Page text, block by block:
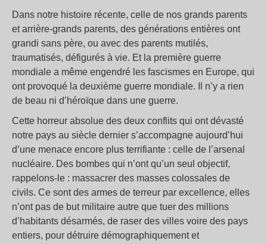
Dans notre histoire récente, celle de nos grands parents
et arrière-grands parents, des générations entières ont
grandi sans père, ou avec des parents mutilés,
traumatisés, défigurés à vie. Et la première guerre
mondiale a même engendré les fascismes en Europe, qui
ont provoqué la deuxième guerre mondiale. Il n’y a rien
de beau ni d’héroïque dans une guerre.
Cette horreur absolue des deux conflits qui ont dévasté
notre pays au siècle dernier s’accompagne aujourd’hui
d’une menace encore plus terrifiante : celle de l’arsenal
nucléaire. Des bombes qui n’ont qu’un seul objectif,
rappelons-le : massacrer des masses colossales de
civils. Ce sont des armes de terreur par excellence, elles
n’ont pas de but militaire autre que tuer des millions
d’habitants désarmés, de raser des villes voire des pays
entiers, pour détruire démographiquement et